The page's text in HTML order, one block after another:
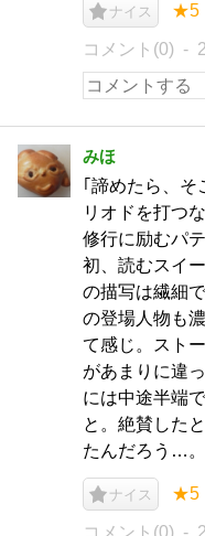
ナイス ★5
コメント(0)
みほ
｢諦めたら、
リオドを打つ
修行に励むパ
初、読むスイ
の描写は繊細
の登場人物も
て感じ。スト
があまりに違
には中途半端
と。絶賛した
たんだろう…。
ナイス ★5
コメント(0)